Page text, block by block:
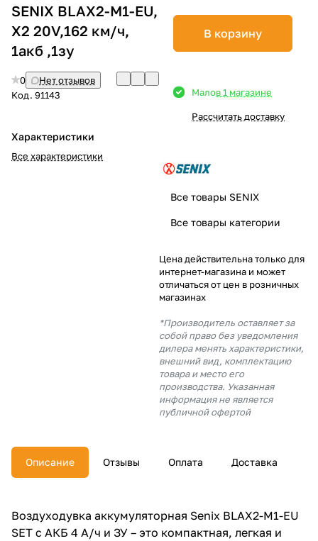
SENIX BLAX2-M1-EU,
X2 20V,162 км/ч,
1акб ,1зу
0
Нет отзывов
Код. 91143
Характеристики
Все характеристики
В корзину
Малов 1 магазине
Рассчитать доставку
Все товары SENIX
Все товары категории
Цена действительна только для
интернет-магазина и может
отличаться от цен в розничных
магазинах
*Производитель оставляет за
собой право без уведомления
дилера менять характеристики,
внешний вид, комплектацию
товара и место его
производства. Указанная
информация не является
публичной офертой
Описание Отзывы Оплата Доставка
Воздуходувка аккумуляторная Senix BLAX2-M1-EU
SET с АКБ 4 А/ч и ЗУ – это компактная, легкая и
Сегодня
25%
Добавляйте товары
Оплачивайте сегодня только
% картой любого банка
% будут
с вашей карты
раз в 2
недели